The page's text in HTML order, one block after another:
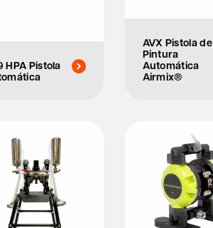
HPA Pistola
AVX Pistola de
Pintura
Automática
Airmix®